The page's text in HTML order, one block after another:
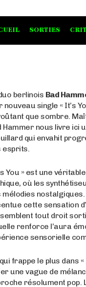
SORTIES
berlinois Bad
nouveau single « It’s
que sombre.
Hammer nous livre ici
qui envahit
esprits.
You » est une
où les
mélodies
cette sensation
tout droit
renforce l’aura
sensorielle
frappe le plus dans
une vague de
résolument